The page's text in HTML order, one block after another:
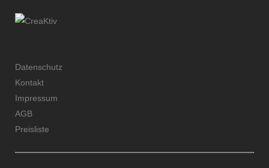
Datenschutz
Kontakt
Impressum
AGB
Preisliste